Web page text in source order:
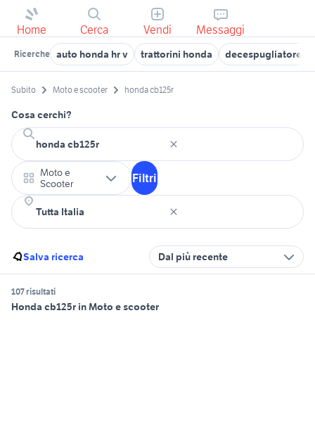
Home Cerca Vendi Messaggi
Ricerche auto honda hr v trattorini honda decespugliatore
Subito Moto e scooter honda cb125r
Cosa cerchi?
Moto e
Scooter
Filtri
Salva ricerca Dal più recente
107 risultati
Honda cb125r in Moto e scooter